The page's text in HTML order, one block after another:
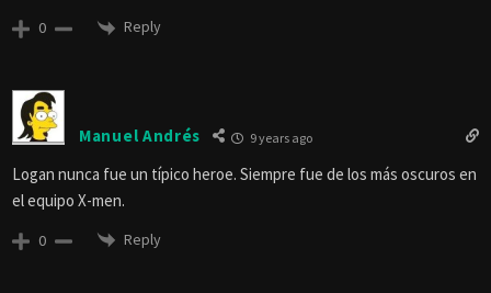
0 Reply
Manuel Andrés 9 years ago
Logan nunca fue un típico heroe. Siempre fue de los más oscuros en
el equipo X-men.
0 Reply